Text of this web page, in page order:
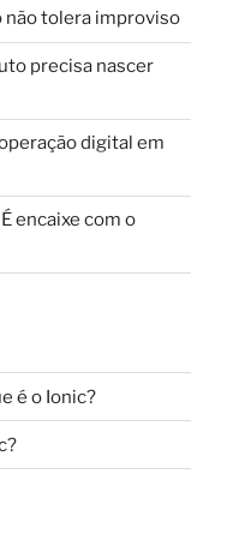
não tolera improviso
precisa nascer
digital em
encaixe com o
é o Ionic?